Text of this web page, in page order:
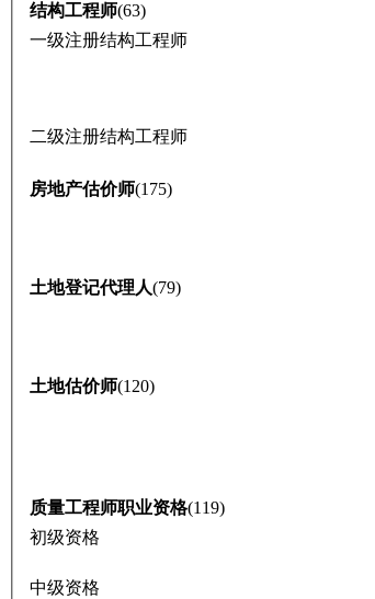
结构工程师(63)
一级注册结构工程师
二级注册结构工程师
房地产估价师(175)
土地登记代理人(79)
土地估价师(120)
质量工程师职业资格(119)
初级资格
中级资格